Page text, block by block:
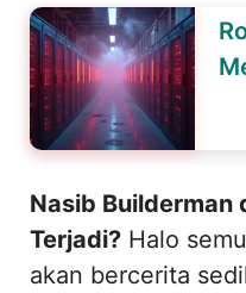
Nasib Builderman
Terjadi? Halo
akan bercerita